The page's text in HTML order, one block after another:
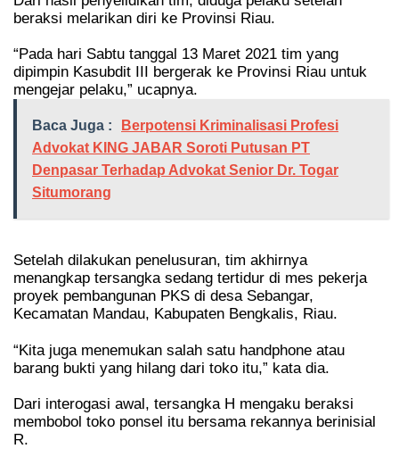
beraksi melarikan diri ke Provinsi Riau.
“Pada hari Sabtu tanggal 13 Maret 2021 tim yang
dipimpin Kasubdit III bergerak ke Provinsi Riau untuk
mengejar pelaku,” ucapnya.
Baca Juga :
Berpotensi Kriminalisasi Profesi
Advokat KING JABAR Soroti Putusan PT
Denpasar Terhadap Advokat Senior Dr. Togar
Situmorang
Setelah dilakukan penelusuran, tim akhirnya
menangkap tersangka sedang tertidur di mes pekerja
proyek pembangunan PKS di desa Sebangar,
Kecamatan Mandau, Kabupaten Bengkalis, Riau.
“Kita juga menemukan salah satu handphone atau
barang bukti yang hilang dari toko itu,” kata dia.
Dari interogasi awal, tersangka H mengaku beraksi
membobol toko ponsel itu bersama rekannya berinisial
R.